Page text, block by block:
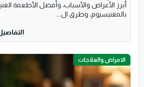
أبرز الأعراض والأسباب، وأفضل الأطعمة
بالمغنيسيوم، وطرق ال...
الامراض والعلاجات